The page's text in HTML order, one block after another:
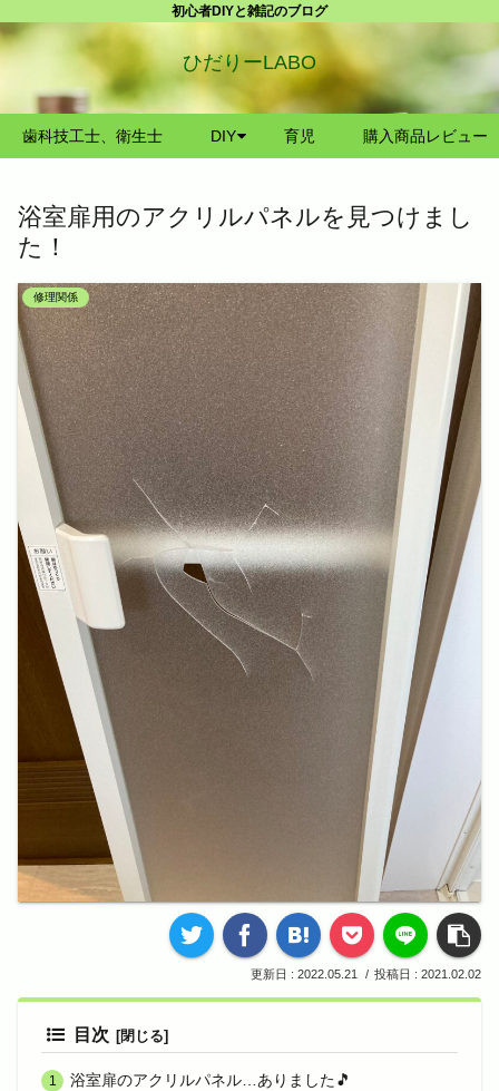
初心者DIYと雑記のブログ
ひだりーLABO
歯科技工士、衛生士 DIY 育児 購入商品レビュー
浴室扉用のアクリルパネルを見つけまし
た！
修理関係
2022.05.21 2021.02.02
目次
浴室扉のアクリルパネル…ありました🎵